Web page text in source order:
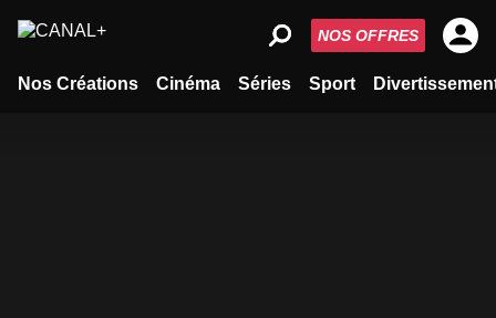
Nos Créations Cinéma Séries Sport
NOS OFFRES